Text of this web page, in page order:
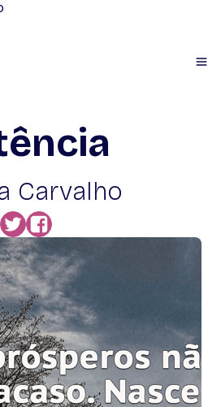
Carvalho